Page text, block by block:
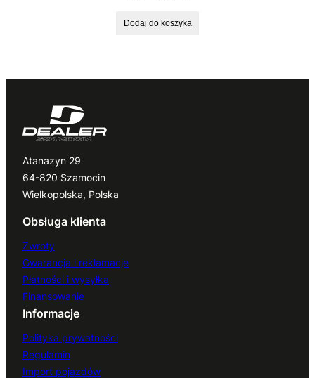
Dodaj do koszyka
Atanazyn 29
64-820 Szamocin
Wielkopolska, Polska
Obsługa klienta
Zwroty
Gwarancja i reklamacje
Płatności i wysyłka
Finansowanie
Informacje
Polityka prywatności
Regulamin
Import pojazdów